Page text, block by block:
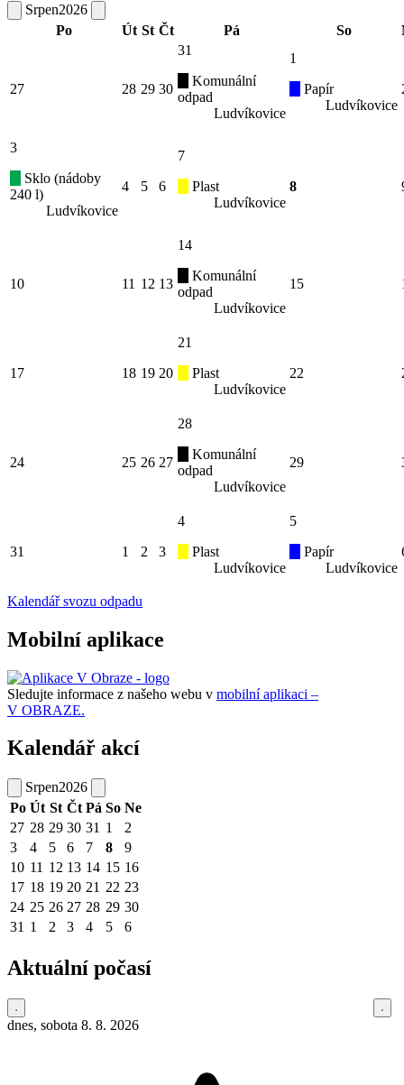
Srpen2026
Po
Út St Čt Pá So
27 28 29 30
31
Komunální
odpad
Ludvíkovice
1
Papír
Ludvíkovice
3
Sklo (nádoby
240 l)
Ludvíkovice
4 5 6
7
Plast
Ludvíkovice
8
10 11 12 13
14
Komunální
odpad
Ludvíkovice
15
17 18 19 20
21
Plast
Ludvíkovice
22
24 25 26 27
28
Komunální
odpad
Ludvíkovice
29
31 1 2 3
4
Plast
Ludvíkovice
5
Papír
Ludvíkovice
Kalendář svozu odpadu
Mobilní aplikace
Sledujte informace z našeho webu v mobilní aplikaci –
V OBRAZE.
Kalendář akcí
Srpen2026
Po Út St Čt Pá So Ne
27 28 29 30 31 1
2
3
4 5 6 7 8
9
10 11 12 13 14 15 16
17 18 19 20 21 22 23
24 25 26 27 28 29 30
31 1 2 3 4 5 6
Aktuální počasí
dnes, sobota 8. 8. 2026